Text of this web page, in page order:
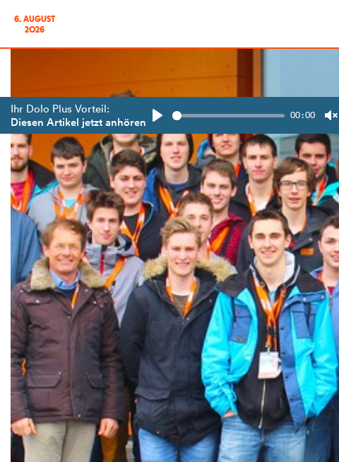
6. AUGUST
2026
Ihr Dolo Plus Vorteil:
Diesen Artikel jetzt anhören 00:00